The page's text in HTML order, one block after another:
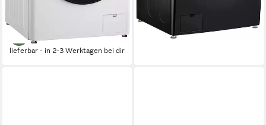
mtl. in 36 Raten
lieferbar - in 2-3 Werktagen bei dir
-39%
lieferbar - in 2-3 Werktagen bei dir